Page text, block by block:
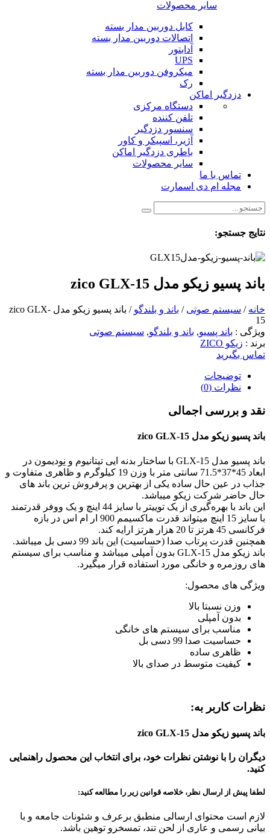
سایر محصولات
کابل دوربین مدار بسته
اتصالات دوربین مدار بسته
آدابتور
UPS
میکروفن دوربین مدار بسته
رک
دزدگیر اماکن
دستگاه مرکزی
تلفن کننده
سنسور دزدگیر
آژیر، اسپیکر و کاور
باطری دزدگیر اماکن
سایر محصولات
تماس با ما
مجله ام دی اسمارت
نتایج جستجو:
باند پسیو زیکو مدل zico GLX-15
خانه / سیستم صوتی / باند و بلندگو
/ باند پسیو زیکو مدل zico GLX-
15
ویژگی : باند پسیو, باند و بلندگو, سیستم صوتی
برند : زیکو ZICO
تماس بگیرید
توضیحات
نظرات (0)
نقد و بررسی اجمالی
باند پسیو زیکو مدل zico GLX-15
باند پسیو مدل GLX-15 با ساختار بدنه ایی تیتانیوم و نِودیمون در
ابعاد 45*37*71.5 سانتی متر با وزن 19 کیلوگرم و ظاهری متفاوت و
جذاب در عین حال ساده یکی از بهترین و پرفروش ترین باند های
حال حاضر شرکت زیکو میباشد.
این باند با بهره‌گیری از یک توییتر با سایز 44 اینچ و یک ووفر قدرتمند
با سایز 15 اینچ میتواند قدرت ماکسیمم 900 ار ام اس در بازه
فرکانسی 45 هرتز تا 20 هزار هرتز ارایه کند.
همچنین قدرت پرتاب صدا (حساسیت) این باند 99 دسی بل میباشد.
باند زیکو مدل GLX-15 بدون آمپلی میباشد و مناسب برای سیستم
های روزمره و خانگی مورد استفاده قرار میگیرد.
ویژگی های محصول:
وزن نسبتا بالا
بدون آمپلی
مناسب برای سیستم های خانگی
حساسیت صدا 99 دسی بل
ظاهری ساده
کیفیت متوسط در صدای بالا
نظرات کاربر به:
باند پسیو زیکو مدل zico GLX-15
دیگران را با نوشتن نظرات خود، برای انتخاب این محصول راهنمایی
کنید.
لطفا پیش از ارسال نظر، خلاصه قوانین زیر را مطالعه کنید:
لازم است محتوای ارسالی منطبق برعرف و شئونات جامعه و با
بیانی رسمی و عاری از لحن تند، تمسخرو توهین باشد.